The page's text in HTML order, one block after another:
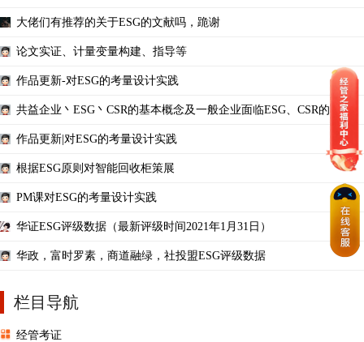
大佬们有推荐的关于ESG的文献吗，跪谢
论文实证、计量变量构建、指导等
作品更新-对ESG的考量设计实践
共益企业丶ESG丶CSR的基本概念及一般企业面临ESG、CSR的需求
作品更新|对ESG的考量设计实践
根据ESG原则对智能回收柜策展
PM课对ESG的考量设计实践
华证ESG评级数据（最新评级时间2021年1月31日）
华政，富时罗素，商道融绿，社投盟ESG评级数据
栏目导航
经管考证